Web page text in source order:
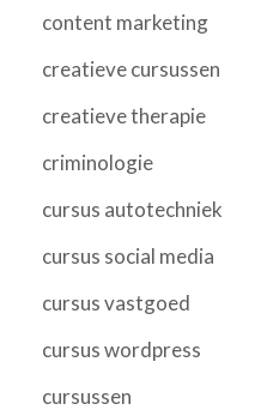
content marketing
creatieve cursussen
creatieve therapie
criminologie
cursus autotechniek
cursus social media
cursus vastgoed
cursus wordpress
cursussen